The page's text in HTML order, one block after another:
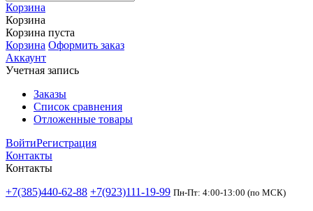
Корзина
Корзина
Корзина пуста
Корзина Оформить заказ
Аккаунт
Учетная запись
Заказы
Список сравнения
Отложенные товары
ВойтиРегистрация
Контакты
Контакты
+7(385)440-62-88 +7(923)111-19-99 Пн-Пт: 4:00-13:00 (по МСК)